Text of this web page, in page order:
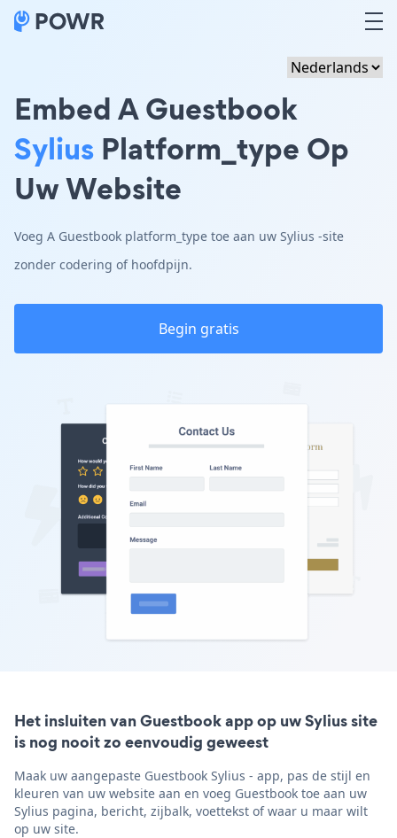
Embed A Guestbook
Sylius Platform_type Op
Uw Website
Voeg A Guestbook platform_type toe aan uw Sylius -site
zonder codering of hoofdpijn.
Begin gratis
Het insluiten van Guestbook app op uw Sylius site
is nog nooit zo eenvoudig geweest
Maak uw aangepaste Guestbook Sylius - app, pas de stijl en
kleuren van uw website aan en voeg Guestbook toe aan uw
Sylius pagina, bericht, zijbalk, voettekst of waar u maar wilt
op uw site.